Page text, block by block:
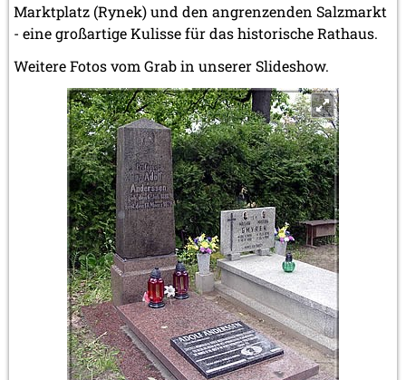
Marktplatz (Rynek) und den angrenzenden Salzmarkt
- eine großartige Kulisse für das historische Rathaus.
Weitere Fotos vom Grab in unserer Slideshow.